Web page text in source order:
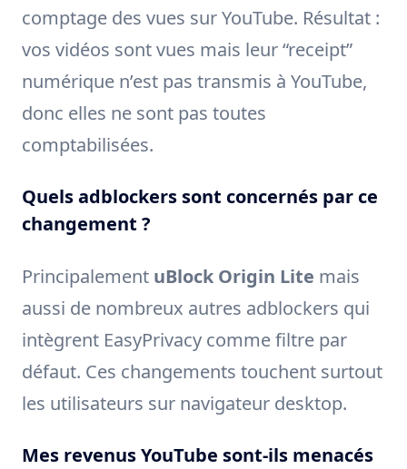
comptage des vues sur YouTube. Résultat :
vos vidéos sont vues mais leur “receipt”
numérique n’est pas transmis à YouTube,
donc elles ne sont pas toutes
comptabilisées.
Quels adblockers sont concernés par ce
changement ?
Principalement uBlock Origin Lite mais
aussi de nombreux autres adblockers qui
intègrent EasyPrivacy comme filtre par
défaut. Ces changements touchent surtout
les utilisateurs sur navigateur desktop.
Mes revenus YouTube sont-ils menacés